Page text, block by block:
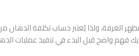
الغرفة، ولذا يُعتبر حساب تكلفة الدهان من
فهم واضح قبل البدء في تنفيذ عمليات